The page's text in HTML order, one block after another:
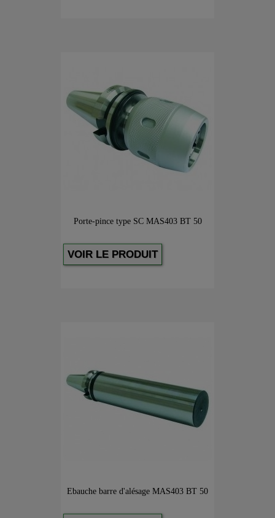
Porte-pince type SC MAS403 BT 50
VOIR LE PRODUIT
Ebauche barre d'alésage MAS403 BT 50